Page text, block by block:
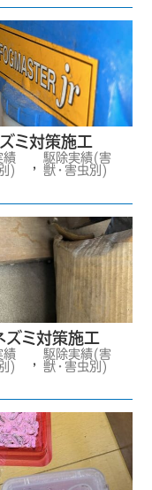
ミ対策施工
績
)
,
駆除実績(害
獣・害虫別)
ミ対策施工
績
)
駆除実績(害
獣・害虫別)